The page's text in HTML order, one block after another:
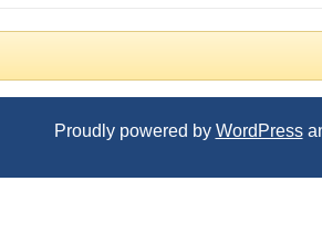
Proudly powered by WordPress